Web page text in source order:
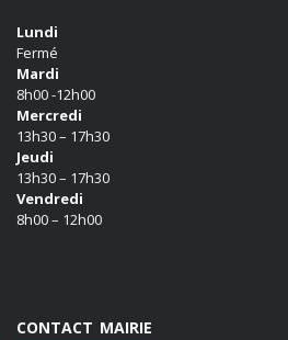
Lundi
Fermé
Mardi
8h00 -12h00
Mercredi
13h30 – 17h30
Jeudi
13h30 – 17h30
Vendredi
8h00 – 12h00
CONTACT MAIRIE